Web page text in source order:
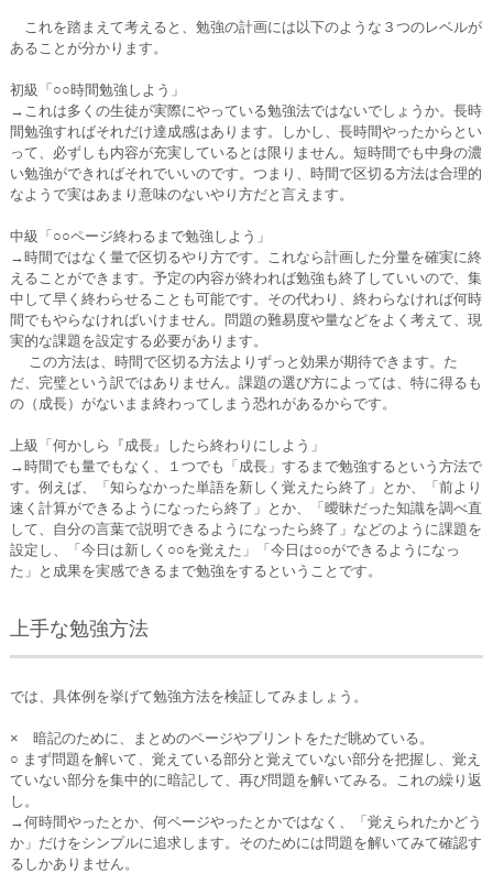
これを踏まえて考えると、勉強の計画には以下のような３つのレベルが
あることが分かります。
初級「○○時間勉強しよう」
→これは多くの生徒が実際にやっている勉強法ではないでしょうか。長時
間勉強すればそれだけ達成感はあります。しかし、長時間やったからとい
って、必ずしも内容が充実しているとは限りません。短時間でも中身の濃
い勉強ができればそれでいいのです。つまり、時間で区切る方法は合理的
なようで実はあまり意味のないやり方だと言えます。
中級「○○ページ終わるまで勉強しよう」
→時間ではなく量で区切るやり方です。これなら計画した分量を確実に終
えることができます。予定の内容が終われば勉強も終了していいので、集
中して早く終わらせることも可能です。その代わり、終わらなければ何時
間でもやらなければいけません。問題の難易度や量などをよく考えて、現
実的な課題を設定する必要があります。
この方法は、時間で区切る方法よりずっと効果が期待できます。た
だ、完璧という訳ではありません。課題の選び方によっては、特に得るも
の（成長）がないまま終わってしまう恐れがあるからです。
上級「何かしら『成長』したら終わりにしよう」
→時間でも量でもなく、１つでも「成長」するまで勉強するという方法で
す。例えば、「知らなかった単語を新しく覚えたら終了」とか、「前より
速く計算ができるようになったら終了」とか、「曖昧だった知識を調べ直
して、自分の言葉で説明できるようになったら終了」などのように課題を
設定し、「今日は新しく○○を覚えた」「今日は○○ができるようになっ
た」と成果を実感できるまで勉強をするということです。
上手な勉強方法
では、具体例を挙げて勉強方法を検証してみましょう。
× 暗記のために、まとめのページやプリントをただ眺めている。
○ まず問題を解いて、覚えている部分と覚えていない部分を把握し、覚え
ていない部分を集中的に暗記して、再び問題を解いてみる。これの繰り返
し。
→何時間やったとか、何ページやったとかではなく、「覚えられたかどう
か」だけをシンプルに追求します。そのためには問題を解いてみて確認す
るしかありません。